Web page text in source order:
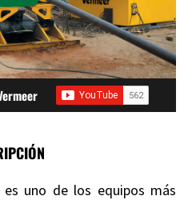
es uno de los equipos más